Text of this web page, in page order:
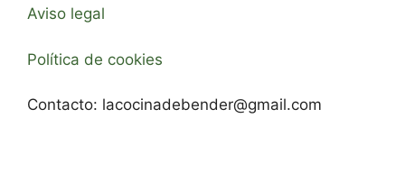
Aviso legal
Política de cookies
Contacto: lacocinadebender@gmail.com